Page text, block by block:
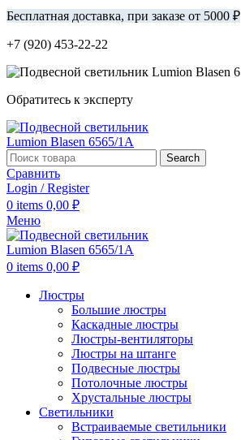
Бесплатная доставка, при заказе от 5000 ₽
+7 (920) 453-22-22
Обратитесь к эксперту
Search
Сравнить
Login / Register
0 items 0,00 ₽
Меню
0 items 0,00 ₽
Люстры
Большие люстры
Каскадные люстры
Люстры-вентиляторы
Люстры на штанге
Подвесные люстры
Потолочные люстры
Хрустальные люстры
Светильники
Встраиваемые светильники